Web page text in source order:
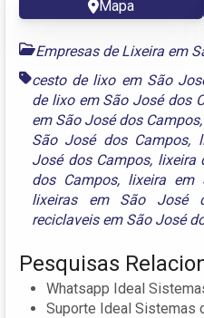
Mapa
Empresas de Lixeira em
cesto de lixo em São
de lixo em São José dos
em São José dos Campos,
São José dos Campos,
José dos Campos, lixeira
dos Campos, lixeira em
lixeiras em São José
reciclaveis em São José
Pesquisas
Whatsapp Ideal
Suporte Ideal Sistemas